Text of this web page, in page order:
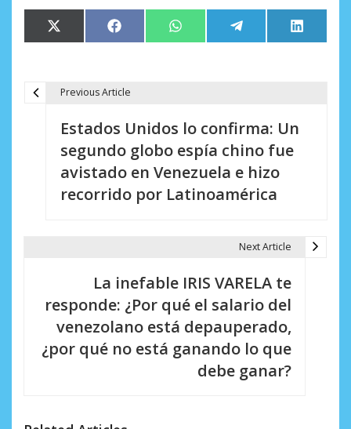
Compartir
en
X
(Twitter)
Compartir
en
Facebook Compartir
en
WhatsApp Compartir
en
Telegram
en
LinkedIn
Previous Article
Estados Unidos lo confirma: Un
segundo globo espía chino fue
avistado en Venezuela e hizo
recorrido por Latinoamérica
Next Article
La inefable IRIS VARELA te
responde: ¿Por qué el salario del
venezolano está depauperado,
¿por qué no está ganando lo que
debe ganar?